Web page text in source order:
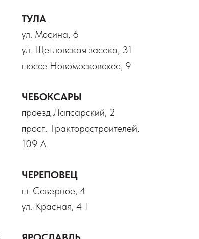
ТУЛА
ул. Мосина, 6
ул. Щегловская засека, 31
шоссе Новомосковское, 9
ЧЕБОКСАРЫ
проезд Лапсарский, 2
просп. Тракторостроителей,
109 А
ЧЕРЕПОВЕЦ
ш. Северное, 4
ул. Красная, 4 Г